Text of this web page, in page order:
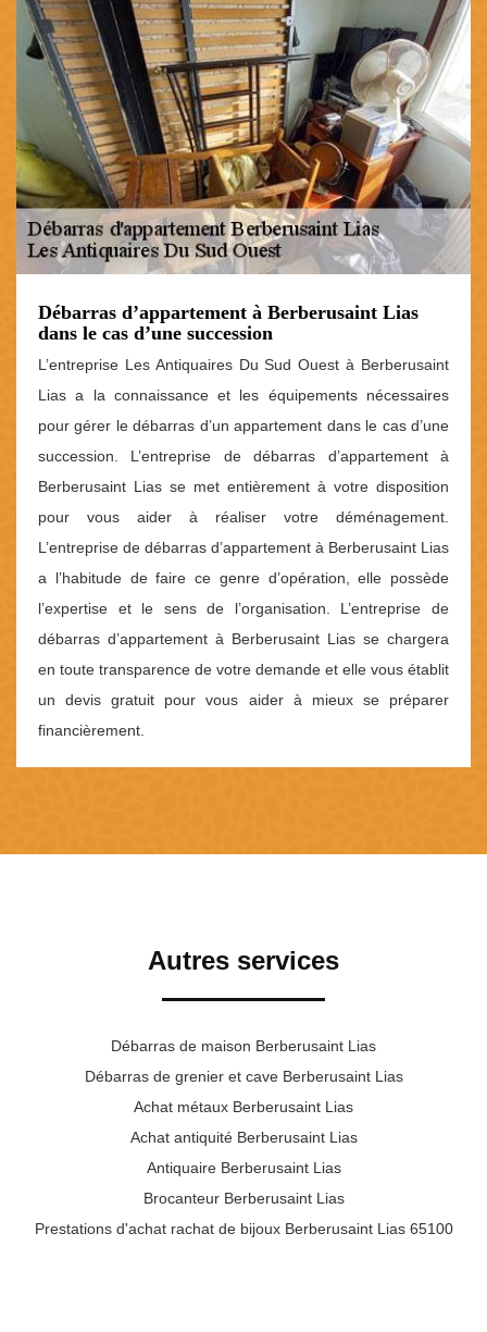
Débarras d’appartement à Berberusaint Lias
dans le cas d’une succession
L’entreprise Les Antiquaires Du Sud Ouest à Berberusaint
Lias a la connaissance et les équipements nécessaires
pour gérer le débarras d’un appartement dans le cas d’une
succession. L’entreprise de débarras d’appartement à
Berberusaint Lias se met entièrement à votre disposition
pour vous aider à réaliser votre déménagement.
L’entreprise de débarras d’appartement à Berberusaint Lias
a l’habitude de faire ce genre d’opération, elle possède
l’expertise et le sens de l’organisation. L’entreprise de
débarras d’appartement à Berberusaint Lias se chargera
en toute transparence de votre demande et elle vous établit
un devis gratuit pour vous aider à mieux se préparer
financièrement.
Autres services
Débarras de maison Berberusaint Lias
Débarras de grenier et cave Berberusaint Lias
Achat métaux Berberusaint Lias
Achat antiquité Berberusaint Lias
Antiquaire Berberusaint Lias
Brocanteur Berberusaint Lias
Prestations d'achat rachat de bijoux Berberusaint Lias 65100